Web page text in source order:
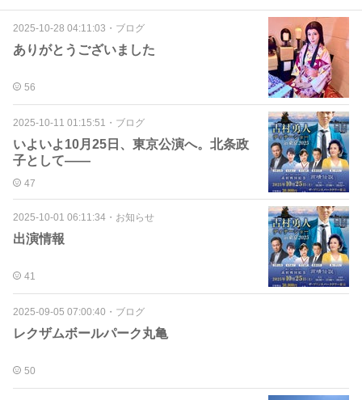
2025-10-28 04:11:03 ・ ブログ
ありがとうございました
56
2025-10-11 01:15:51 ・ ブログ
いよいよ10月25日、東京公演へ。北条政
子として——
47
2025-10-01 06:11:34 ・ お知らせ
出演情報
41
2025-09-05 07:00:40 ・ ブログ
レクザムボールパーク丸亀
50